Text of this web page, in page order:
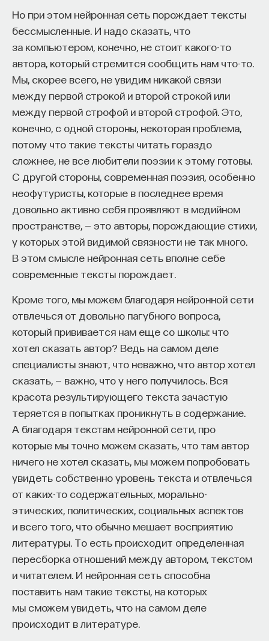
Но при этом нейронная сеть порождает тексты
бессмысленные. И надо сказать, что
за компьютером, конечно, не стоит какого-то
автора, который стремится сообщить нам что-то.
Мы, скорее всего, не увидим никакой связи
между первой строкой и второй строкой или
между первой строфой и второй строфой. Это,
конечно, с одной стороны, некоторая проблема,
потому что такие тексты читать гораздо
сложнее, не все любители поэзии к этому готовы.
С другой стороны, современная поэзия, особенно
неофутуристы, которые в последнее время
довольно активно себя проявляют в медийном
пространстве, — это авторы, порождающие стихи,
у которых этой видимой связности не так много.
В этом смысле нейронная сеть вполне себе
современные тексты порождает.
Кроме того, мы можем благодаря нейронной сети
отвлечься от довольно пагубного вопроса,
который прививается нам еще со школы: что
хотел сказать автор? Ведь на самом деле
специалисты знают, что неважно, что автор хотел
сказать, — важно, что у него получилось. Вся
красота результирующего текста зачастую
теряется в попытках проникнуть в содержание.
А благодаря текстам нейронной сети, про
которые мы точно можем сказать, что там автор
ничего не хотел сказать, мы можем попробовать
увидеть собственно уровень текста и отвлечься
от каких-то содержательных, морально-
этических, политических, социальных аспектов
и всего того, что обычно мешает восприятию
литературы. То есть происходит определенная
пересборка отношений между автором, текстом
и читателем. И нейронная сеть способна
поставить нам такие тексты, на которых
мы сможем увидеть, что на самом деле
происходит в литературе.
эксперимента еще никто не проводил. Это только
теоретическая модель, которая, может быть,
это произойдет, то для квантовых
информационных устройств это будет большим
7. Плазмоника
Сжать фотон в свободном пространстве
действительно нельзя из-за дифракции,
но в присутствии какого-то третьего тела
в принципе возможно. Один из способов — это
использование плазмоники. Плазмоны — это
электромагнитные волны, которые
распространяются на поверхности металла.
И поскольку это поверхность металла, то волна
сопровождается током, который течет
по поверхности на оптической частоте. Такие
возбуждения, оказывается, тоже могут
рассматриваться как частицы. Но для нас
интересен не столько тот факт, что они могут
оказываются сильно локализованы около
не могут, только на поверхности разрешена
Степень, с которой электромагнитная волна
Например, в очень тонких проволоках волны будут
очень сильно прижаты к поверхности металла.
Если поместить атом или искусственный атом
вблизи такой поверхности, он так же сильно